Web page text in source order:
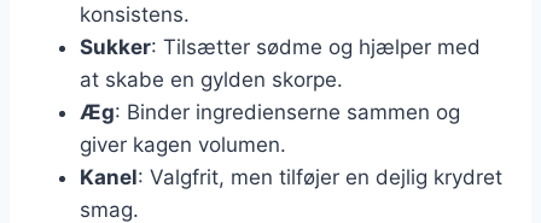
konsistens.
Sukker: Tilsætter sødme og hjælper med
at skabe en gylden skorpe.
Æg: Binder ingredienserne sammen og
giver kagen volumen.
Kanel: Valgfrit, men tilføjer en dejlig krydret
smag.